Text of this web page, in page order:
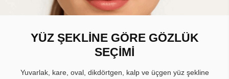
YÜZ ŞEKLİNE GÖRE GÖZLÜK
SEÇİMİ
Yuvarlak, kare, oval, dikdörtgen, kalp ve üçgen yüz şekline